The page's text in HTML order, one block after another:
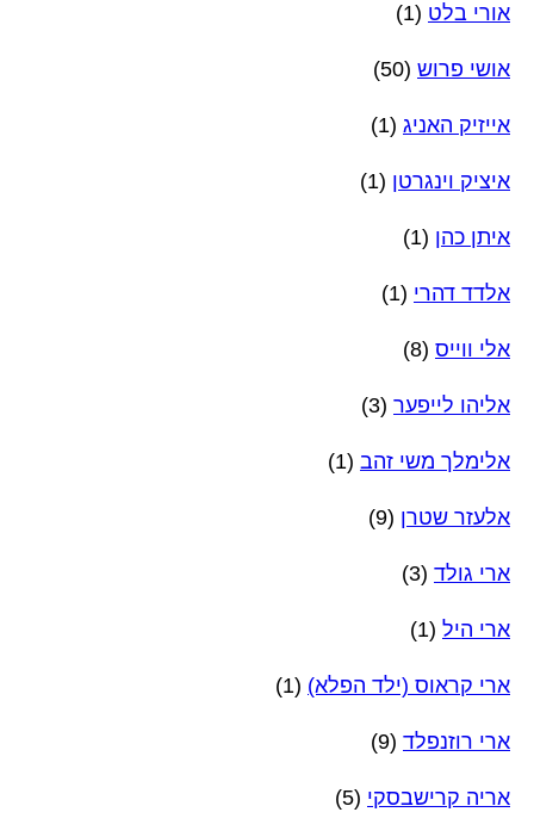
אורי בלט (1)
אושי פרוש (50)
אייזיק האניג (1)
איציק וינגרטן (1)
איתן כהן (1)
אלדד דהרי (1)
אלי ווייס (8)
אליהו לייפער (3)
אלימלך משי זהב (1)
אלעזר שטרן (9)
ארי גולד (3)
ארי היל (1)
ארי קראוס (ילד הפלא) (1)
ארי רוזנפלד (9)
אריה קרישבסקי (5)